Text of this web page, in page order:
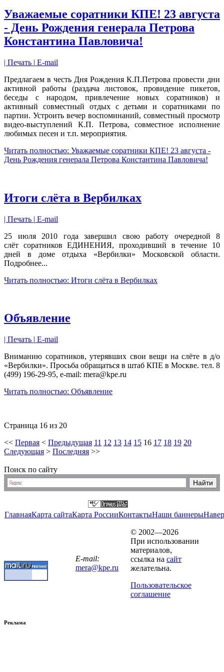
Уважаемые соратники КПЕ! 23 августа
- День Рождения генерала Петрова
Константина Павловича!
| Печать | E-mail
Предлагаем в честь Дня Рождения К.П.Петрова провести дни
активной работы (раздача листовок, провидение пикетов,
беседы с народом, привлечение новых соратников) и
активный совместный отдых с детьми и соратниками по
партии. Устроить вечер воспоминаний, совместный просмотр
видео-выступлений К.П. Петрова, совместное исполнение
любимых песен и т.п. мероприятия.
Читать полностью: Уважаемые соратники КПЕ! 23 августа -
День Рождения генерала Петрова Константина Павловича!
Итоги слёта в Вербилках
| Печать | E-mail
25 июля 2010 года завершил свою работу очередной 8
слёт соратников ЕДИНЕНИЯ, проходивший в течение 10
дней в доме отдыха «Вербилки» Московской области.
Подробнее...
Читать полностью: Итоги слёта в Вербилках
Объявление
| Печать | E-mail
Вниманию соратников, утерявших свои вещи на слёте в д/о
«Вербилки». Просьба обращаться в штаб КПЕ в Москве. тел. 8
(499) 196-29-95, е-mail: mera@kpe.ru
Читать полностью: Объявление
Страница 16 из 20
<< Первая < Предыдущая 11 12 13 14 15 16 17 18 19 20
Следующая > Последняя >>
Поиск по сайту
ГлавнаяКарта сайтаКарта РоссииКонтактыНаши баннеры
E-mail:
mera@kpe.ru
© 2002—2026
При использовании
материалов,
ссылка на сайт
желательна.
Пользовательское
соглашение
Реклама